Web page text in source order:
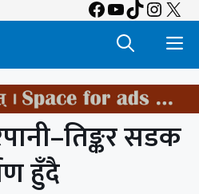
Facebook
YouTube
TikTok
X
सडक
हुँदै